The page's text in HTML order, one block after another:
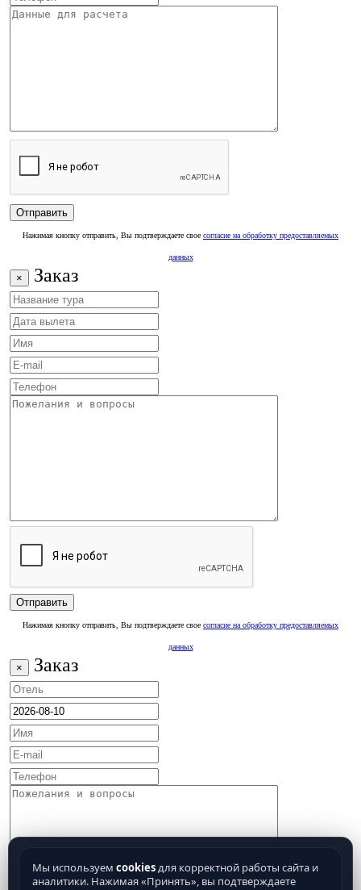
Нажимая кнопку отправить, Вы подтверждаете свое согласие на обработку предоставляемых
данных
× Заказ
Нажимая кнопку отправить, Вы подтверждаете свое согласие на обработку предоставляемых
данных
× Заказ
Мы используем cookiesдля корректной работы сайта и
аналитики. Нажимая «Принять», вы подтверждаете